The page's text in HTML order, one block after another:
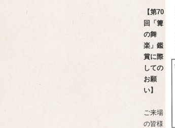
【第70
回「篝
の舞
楽」鑑
賞に際
しての
お願
い】
ご来場
の皆様